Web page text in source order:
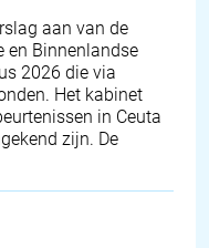
aan van de
en Binnenlandse
2026 die via
Het kabinet
in Ceuta
zijn. De